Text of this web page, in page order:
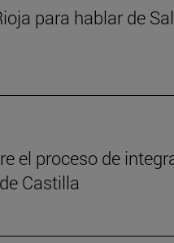
para hablar de
el proceso de
Castilla